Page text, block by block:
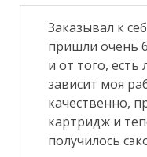
Заказывал к
пришли очень
и от того,
зависит моя
качественно,
картридж и
получилось